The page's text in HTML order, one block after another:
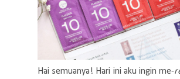
Hai semuanya! Hari ini aku ingin me-